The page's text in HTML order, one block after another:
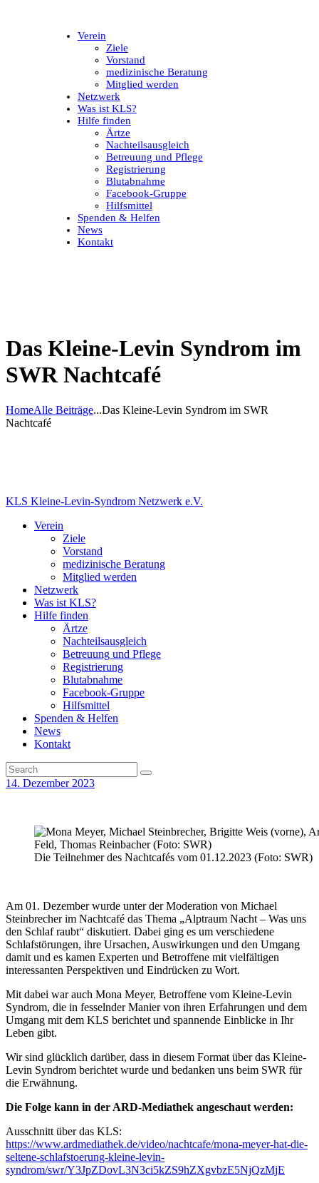
Verein
Ziele
Vorstand
medizinische Beratung
Mitglied werden
Netzwerk
Was ist KLS?
Hilfe finden
Ärtze
Nachteilsausgleich
Betreuung und Pflege
Registrierung
Blutabnahme
Facebook-Gruppe
Hilfsmittel
Spenden & Helfen
News
Kontakt
Das Kleine-Levin Syndrom im
SWR Nachtcafé
HomeAlle Beiträge...Das Kleine-Levin Syndrom im SWR
Nachtcafé
KLS Kleine-Levin-Syndrom Netzwerk e.V.
Verein
Ziele
Vorstand
medizinische Beratung
Mitglied werden
Netzwerk
Was ist KLS?
Hilfe finden
Ärtze
Nachteilsausgleich
Betreuung und Pflege
Registrierung
Blutabnahme
Facebook-Gruppe
Hilfsmittel
Spenden & Helfen
News
Kontakt
14. Dezember 2023
Die Teilnehmer des Nachtcafés vom 01.12.2023 (Foto: SWR)
Am 01. Dezember wurde unter der Moderation von Michael
Steinbrecher im Nachtcafé das Thema „Alptraum Nacht – Was uns
den Schlaf raubt“ diskutiert. Dabei ging es um verschiedene
Schlafstörungen, ihre Ursachen, Auswirkungen und den Umgang
damit und es kamen Experten und Betroffene mit vielfältigen
interessanten Perspektiven und Eindrücken zu Wort.
Mit dabei war auch Mona Meyer, Betroffene vom Kleine-Levin
Syndrom, die in fesselnder Manier von ihren Erfahrungen und dem
Umgang mit dem KLS berichtet und spannende Einblicke in Ihr
Leben gibt.
Wir sind glücklich darüber, dass in diesem Format über das Kleine-
Levin Syndrom berichtet wurde und bedanken uns beim SWR für
die Erwähnung.
Die Folge kann in der ARD-Mediathek angeschaut werden:
Ausschnitt über das KLS:
https://www.ardmediathek.de/video/nachtcafe/mona-meyer-hat-die-
seltene-schlafstoerung-kleine-levin-
syndrom/swr/Y3JpZDovL3N3ci5kZS9hZXgvbzE5NjQzMjE